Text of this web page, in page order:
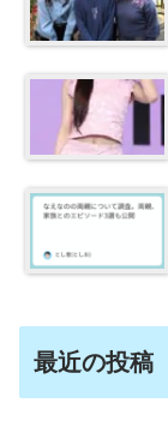
最近の投稿